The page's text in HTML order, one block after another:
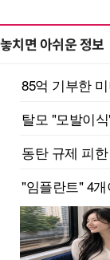
놓치면 아쉬운 정보